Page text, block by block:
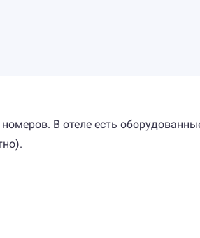
В отеле есть